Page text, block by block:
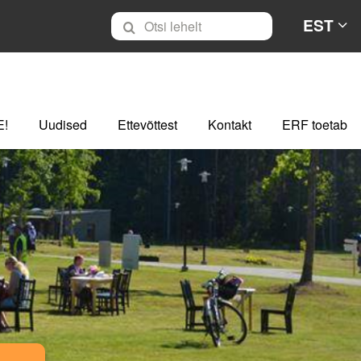
EST
Uudised Ettevõttest Kontakt ERF toetab